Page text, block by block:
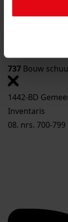
735
Toon details
737 Bouw
1442-BD
Inventaris
08. nrs. 700-799